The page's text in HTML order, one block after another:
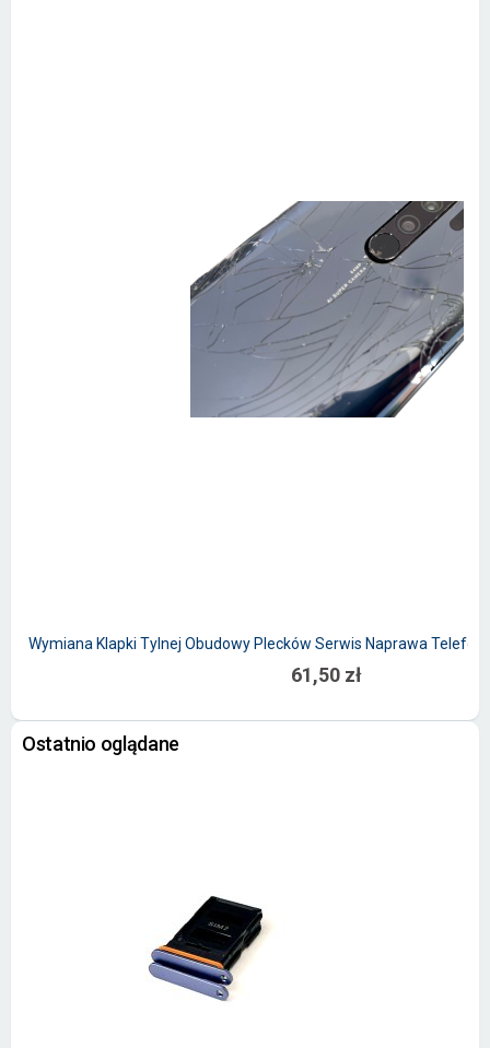
Wymiana Klapki Tylnej Obudowy Plecków Serwis Naprawa
61,50 zł
Ostatnio oglądane